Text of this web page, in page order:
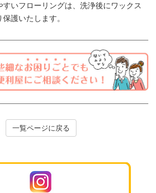
いフローリングは、洗浄後にワックス
護いたします。
一覧ページに戻る